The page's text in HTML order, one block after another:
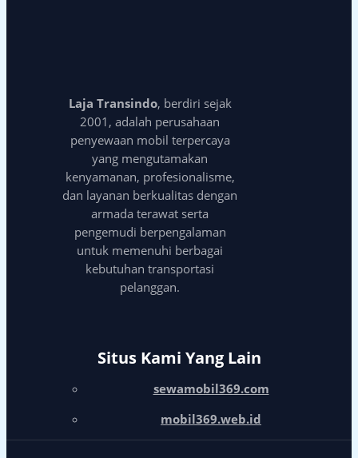
Laja Transindo, berdiri sejak
2001, adalah perusahaan
penyewaan mobil terpercaya
yang mengutamakan
kenyamanan, profesionalisme,
dan layanan berkualitas dengan
armada terawat serta
pengemudi berpengalaman
untuk memenuhi berbagai
kebutuhan transportasi
pelanggan.
Situs Kami Yang Lain
sewamobil369.com
mobil369.web.id